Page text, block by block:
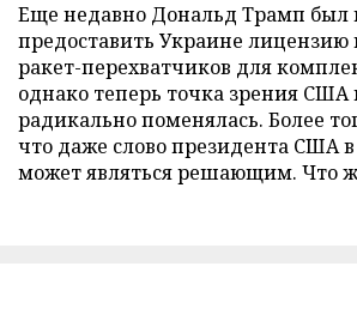
Еще недавно Дональд Трамп был
предоставить Украине лицензию
ракет-перехватчиков для
однако теперь точка зрения США
радикально поменялась. Более
что даже слово президента США в
может являться решающим. Что